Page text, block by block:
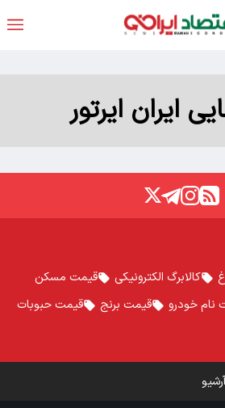
ایران ایرتور
کالابرگ الکترونیکی
قیمت مسکن
نام خودرو قیمت برنج
قیمت حبوبات
آرشیو